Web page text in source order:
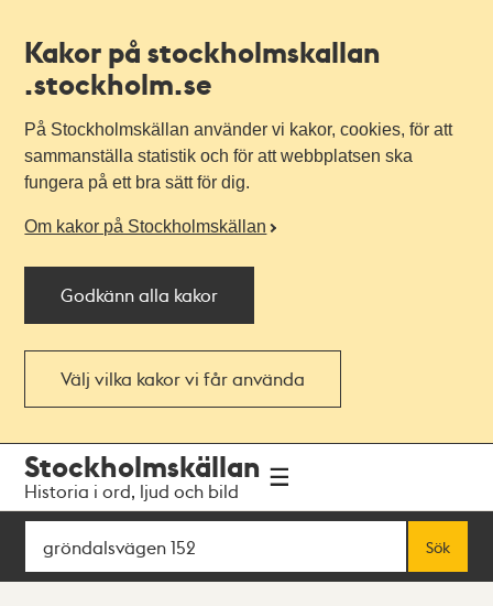
Kakor på stockholmskallan
.stockholm.se
På Stockholmskällan använder vi kakor, cookies, för att
sammanställa statistik och för att webbplatsen ska
fungera på ett bra sätt för dig.
Om kakor på Stockholmskällan
Godkänn alla kakor
Välj vilka kakor vi får använda
navigationen
huvudinnehållet
Stockholmskällan
Historia i ord, ljud och bild
Sök
Sök